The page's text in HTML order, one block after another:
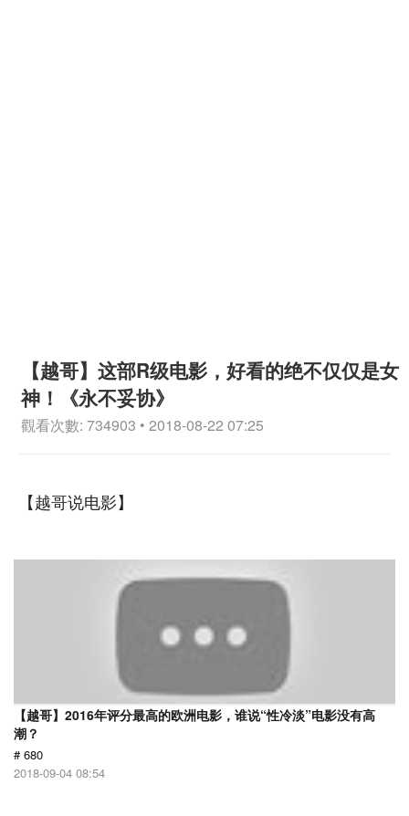
【越哥】这部R级电影，好看的绝不仅仅是女
神！《永不妥协》
觀看次數: 734903 • 2018-08-22 07:25
【越哥说电影】
【越哥】2016年评分最高的欧洲电影，谁说“性冷淡”电影没有高
潮？
# 680
2018-09-04 08:54